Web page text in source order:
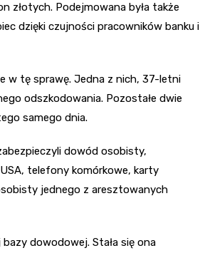
złotych. Podejmowana była także
dzięki czujności pracowników banku i
w tę sprawę. Jedna z nich, 37-letni
odszkodowania. Pozostałe dwie
samego dnia.
dowód osobisty,
telefony komórkowe, karty
jednego z aresztowanych
dowodowej. Stała się ona